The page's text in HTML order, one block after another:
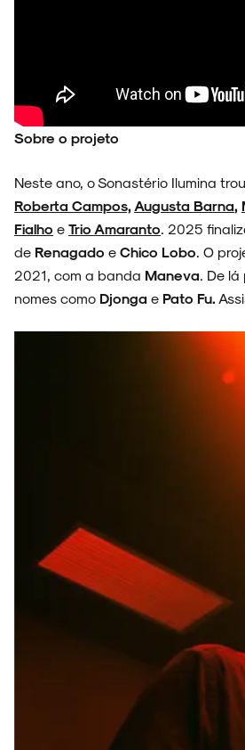
Sobre o projeto
Neste ano, o Sonastério Ilumina
Roberta Campos, Augusta Barna,
Fialho e Trio Amaranto . 2025
de Renagado e Chico Lobo . O
2021, com a banda Maneva . De
nomes como Djonga e Pato Fu.